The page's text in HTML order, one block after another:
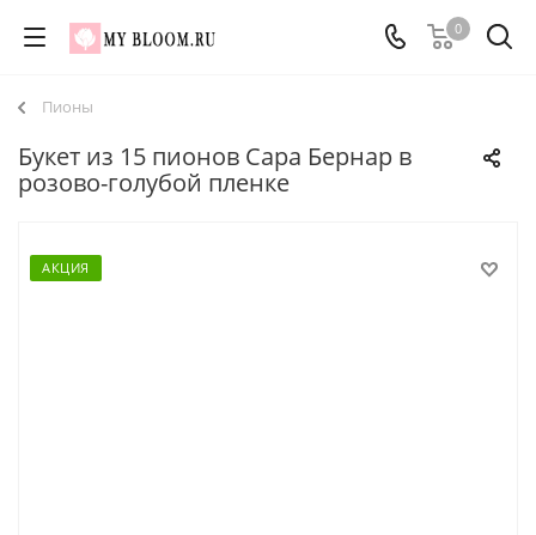
0
Пионы
Букет из 15 пионов Сара Бернар в
розово-голубой пленке
АКЦИЯ